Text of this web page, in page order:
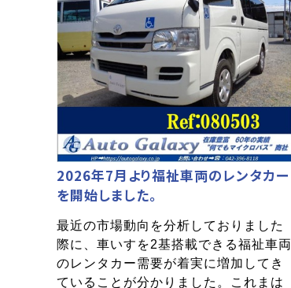
2026年7月より福祉車両のレンタカー
を開始しました。
最近の市場動向を分析しておりました
際に、車いすを2基搭載できる福祉車両
のレンタカー需要が着実に増加してき
ていることが分かりました。これまは